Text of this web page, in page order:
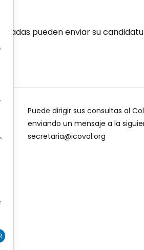
pueden enviar su
Puede dirigir sus consultas al
enviando un mensaje a la
secretaria@icoval.org